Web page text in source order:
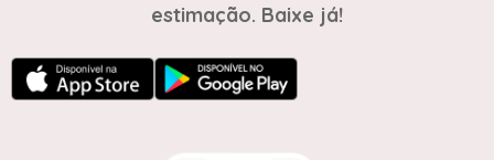
estimação. Baixe já!